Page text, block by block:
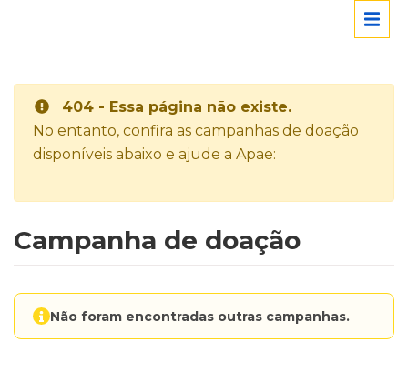
404 - Essa página não existe.
No entanto, confira as campanhas de doação
disponíveis abaixo e ajude a Apae:
Campanha de doação
Não foram encontradas outras campanhas.